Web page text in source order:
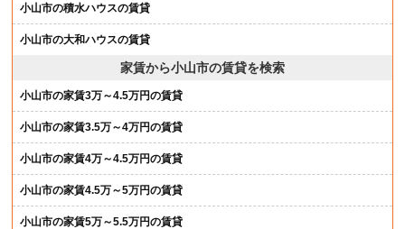
小山市の積水ハウスの賃貸
小山市の大和ハウスの賃貸
家賃から小山市の賃貸を検索
小山市の家賃3万～4.5万円の賃貸
小山市の家賃3.5万～4万円の賃貸
小山市の家賃4万～4.5万円の賃貸
小山市の家賃4.5万～5万円の賃貸
小山市の家賃5万～5.5万円の賃貸